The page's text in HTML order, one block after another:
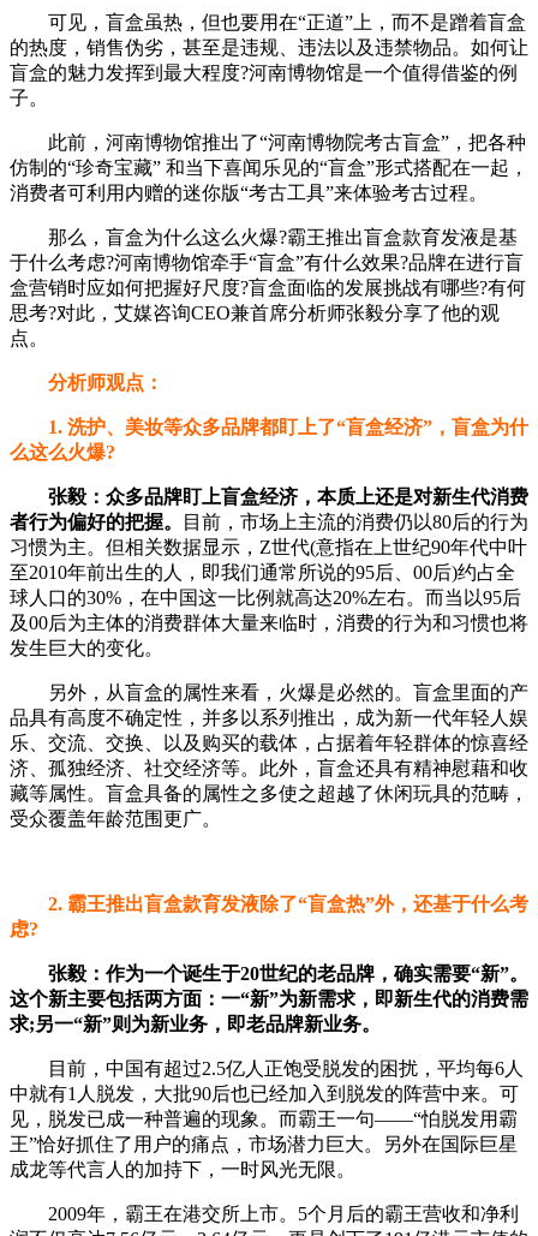
可见，盲盒虽热，但也要用在“正道”上，而不是蹭着盲盒
的热度，销售伪劣，甚至是违规、违法以及违禁物品。如何让
盲盒的魅力发挥到最大程度?河南博物馆是一个值得借鉴的例
子。
此前，河南博物馆推出了“河南博物院考古盲盒”，把各种
仿制的“珍奇宝藏” 和当下喜闻乐见的“盲盒”形式搭配在一起，
消费者可利用内赠的迷你版“考古工具”来体验考古过程。
那么，盲盒为什么这么火爆?霸王推出盲盒款育发液是基
于什么考虑?河南博物馆牵手“盲盒”有什么效果?品牌在进行盲
盒营销时应如何把握好尺度?盲盒面临的发展挑战有哪些?有何
思考?对此，艾媒咨询CEO兼首席分析师张毅分享了他的观
点。
分析师观点：
1. 洗护、美妆等众多品牌都盯上了“盲盒经济”，盲盒为什
么这么火爆?
张毅： 众多品牌盯上盲盒经济，本质上还是对新生代消费
者行为偏好的把握。
目前，市场上主流的消费仍以80后的行为
习惯为主。但相关数据显示，Z世代(意指在上世纪90年代中叶
至2010年前出生的人，即我们通常所说的95后、00后)约占全
球人口的30%，在中国这一比例就高达20%左右。而当以95后
及00后为主体的消费群体大量来临时，消费的行为和习惯也将
发生巨大的变化。
另外，从盲盒的属性来看，火爆是必然的。盲盒里面的产
品具有高度不确定性，并多以系列推出，成为新一代年轻人娱
乐、交流、交换、以及购买的载体，占据着年轻群体的惊喜经
济、孤独经济、社交经济等。此外，盲盒还具有精神慰藉和收
藏等属性。盲盒具备的属性之多使之超越了休闲玩具的范畴，
受众覆盖年龄范围更广。
2. 霸王推出盲盒款育发液除了“盲盒热”外，还基于什么考
虑?
张毅： 作为一个诞生于20世纪的老品牌，确实需要“新”。
这个新主要包括两方面：一“新”为新需求，即新生代的消费需
求;另一“新”则为新业务，即老品牌新业务。
目前，中国有超过2.5亿人正饱受脱发的困扰，平均每6人
中就有1人脱发，大批90后也已经加入到脱发的阵营中来。可
见，脱发已成一种普遍的现象。而霸王一句——“怕脱发用霸
王”恰好抓住了用户的痛点，市场潜力巨大。另外在国际巨星
成龙等代言人的加持下，一时风光无限。
2009年，霸王在港交所上市。5个月后的霸王营收和净利